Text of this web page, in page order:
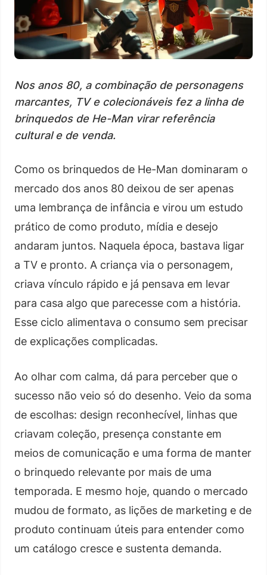
Nos anos 80, a combinação de personagens
marcantes, TV e colecionáveis fez a linha de
brinquedos de He-Man virar referência
cultural e de venda.
Como os brinquedos de He-Man dominaram o
mercado dos anos 80 deixou de ser apenas
uma lembrança de infância e virou um estudo
prático de como produto, mídia e desejo
andaram juntos. Naquela época, bastava ligar
a TV e pronto. A criança via o personagem,
criava vínculo rápido e já pensava em levar
para casa algo que parecesse com a história.
Esse ciclo alimentava o consumo sem precisar
de explicações complicadas.
Ao olhar com calma, dá para perceber que o
sucesso não veio só do desenho. Veio da soma
de escolhas: design reconhecível, linhas que
criavam coleção, presença constante em
meios de comunicação e uma forma de manter
o brinquedo relevante por mais de uma
temporada. E mesmo hoje, quando o mercado
mudou de formato, as lições de marketing e de
produto continuam úteis para entender como
um catálogo cresce e sustenta demanda.